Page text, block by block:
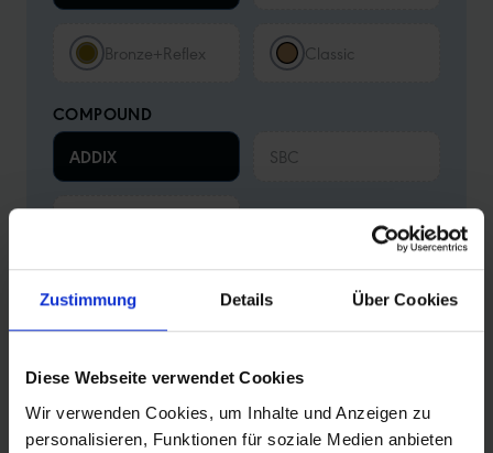
Zustimmung Details Über Cookies
Diese Webseite verwendet Cookies
Wir verwenden Cookies, um Inhalte und Anzeigen zu
personalisieren, Funktionen für soziale Medien anbieten
Bronze+Reflex Classic
COMPOUND
ADDIX
SBC
Deine Konfiguration Zurücksetzen
Black+Reflex•ADDIX
Weitere Merkmale: Tube